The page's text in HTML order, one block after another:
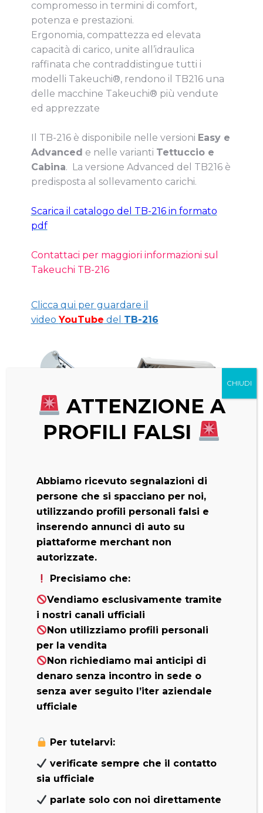
compromesso in termini di comfort,
potenza e prestazioni.
Ergonomia, compattezza ed elevata
capacità di carico, unite all’idraulica
raffinata che contraddistingue tutti i
modelli Takeuchi®, rendono il TB216 una
delle macchine Takeuchi® più vendute
ed apprezzate
Il TB-216 è disponibile nelle versioni Easy e
Advanced e nelle varianti Tettuccio e
Cabina. La versione Advanced del TB216 è
predisposta al sollevamento carichi.
Scarica il catalogo del TB-216 in formato
pdf
Contattaci per maggiori informazioni sul
Takeuchi TB-216
Clicca qui per guardare il
videoYouTube del TB-216
Il TB-216 vi garantisce risultati ottimi ed è
l’ideale per ogni tipologia di lavoro: versatilità
e prestazioni unite in un unico modello!
Grazie ad una comoda leva è possibile
la larghezza del carro, da 980mm a
1300mm: con il carro largo si ha maggiore
stabilità e capacità di carico laterale, mentre
con il carro stretto, in sagoma con la
Se cercate un miniescavatore dotato di
un’elevata resistenza
avambraccio è infatti ottenuto in un’unica
ATTENZIONE A
PROFILI FALSI
Abbiamo ricevuto segnalazioni di
persone che si spacciano per noi,
utilizzando profili personali falsi e
inserendo annunci di auto su
piattaforme merchant non
autorizzate.
Precisiamo che:
Vendiamo esclusivamente tramite
i nostri canali ufficiali
Non utilizziamo profili personali
per la vendita
Non richiediamo mai anticipi di
denaro senza incontro in sede o
senza aver seguito l’iter aziendale
ufficiale
Per tutelarvi:
verificate sempre che il contatto
sia ufficiale
parlate solo con noi direttamente